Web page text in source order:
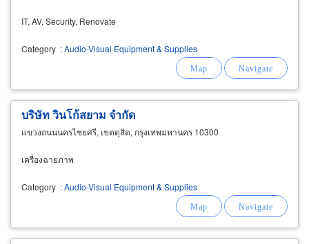
IT, AV, Security, Renovate
Category :Audio-Visual Equipment & Supplies
บริษัท วินโก้สยาม จำกัด
แขวงถนนนครไชยศรี, เขตดุสิต, กรุงเทพมหานคร 10300
เครื่องฉายภาพ
Category :Audio-Visual Equipment & Supplies